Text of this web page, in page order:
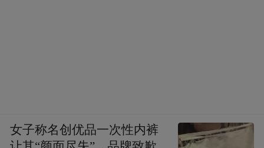
女子称名创优品一次性内裤